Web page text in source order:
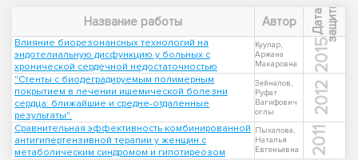
Название работы Автор Д
а
т
а
з
а
щ
и
т ы
Влияние биорезонансных технологий на
эндотелиальную дисфункцию у больных с
хронической сердечной недостаточностью
Куулар,
Аржана
Макаровна
2015
"Стенты с биодеградируемым полимерным
покрытием в лечении ишемической болезни
сердца: ближайшие и средне-отдаленные
результаты".
Зейналов,
Руфат
Вагифович
оглы
2012
Сравнительная эффективность комбинированной
антигипертензивной терапии у женщин с
метаболическим синдромом и гипотиреозом
Пыхалова,
Наталья
Евгеньевна
2011